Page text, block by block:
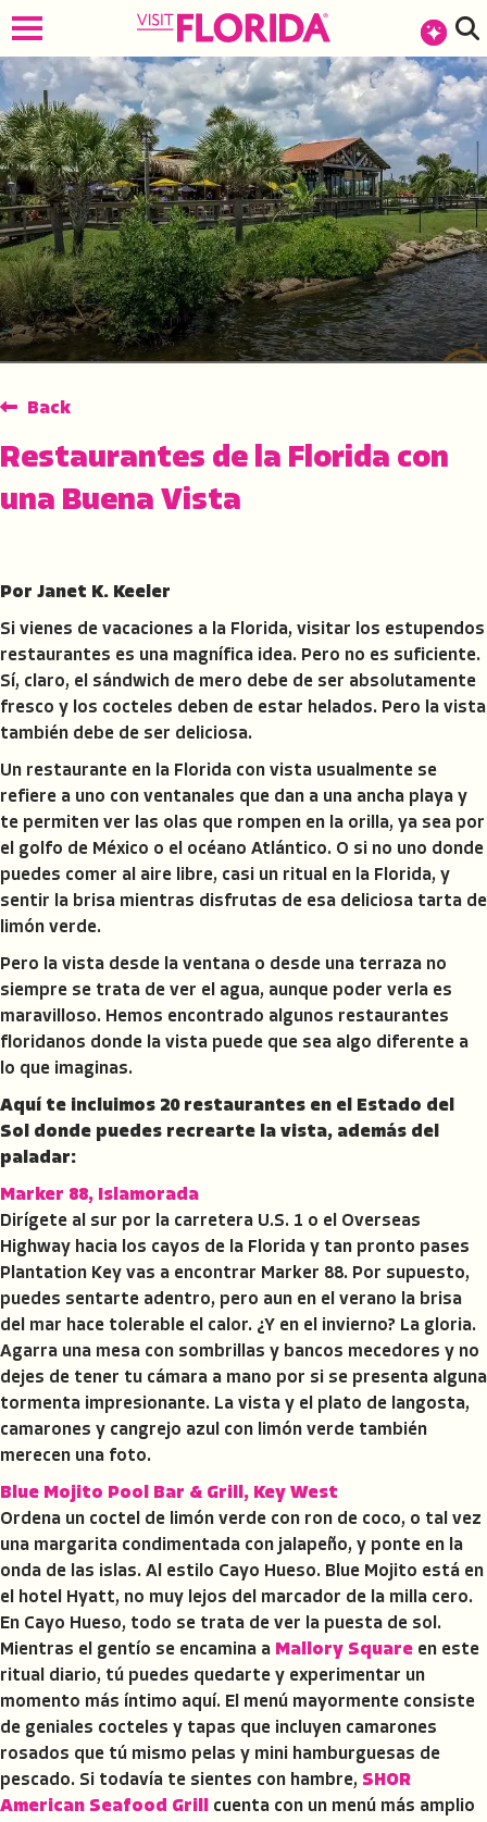
Back
Restaurantes de la Florida con
una Buena Vista
Por Janet K. Keeler
Si vienes de vacaciones a la Florida, visitar los estupendos
restaurantes es una magnífica idea. Pero no es suficiente.
Sí, claro, el sándwich de mero debe de ser absolutamente
fresco y los cocteles deben de estar helados. Pero la vista
también debe de ser deliciosa.
Un restaurante en la Florida con vista usualmente se
refiere a uno con ventanales que dan a una ancha playa y
te permiten ver las olas que rompen en la orilla, ya sea por
el golfo de México o el océano Atlántico. O si no uno donde
puedes comer al aire libre, casi un ritual en la Florida, y
sentir la brisa mientras disfrutas de esa deliciosa tarta de
limón verde.
Pero la vista desde la ventana o desde una terraza no
siempre se trata de ver el agua, aunque poder verla es
maravilloso. Hemos encontrado algunos restaurantes
floridanos donde la vista puede que sea algo diferente a
lo que imaginas.
Aquí te incluimos 20 restaurantes en el Estado del
Sol donde puedes recrearte la vista, además del
paladar:
Marker 88, Islamorada
Dirígete al sur por la carretera U.S. 1 o el Overseas
Highway hacia los cayos de la Florida y tan pronto pases
Plantation Key vas a encontrar Marker 88. Por supuesto,
puedes sentarte adentro, pero aun en el verano la brisa
del mar hace tolerable el calor. ¿Y en el invierno? La gloria.
Agarra una mesa con sombrillas y bancos mecedores y no
dejes de tener tu cámara a mano por si se presenta alguna
tormenta impresionante. La vista y el plato de langosta,
camarones y cangrejo azul con limón verde también
merecen una foto.
Blue Mojito Pool Bar & Grill, Key West
Ordena un coctel de limón verde con ron de coco, o tal vez
una margarita condimentada con jalapeño, y ponte en la
onda de las islas. Al estilo Cayo Hueso. Blue Mojito está en
el hotel Hyatt, no muy lejos del marcador de la milla cero.
En Cayo Hueso, todo se trata de ver la puesta de sol.
Mientras el gentío se encamina a Mallory Square en este
ritual diario, tú puedes quedarte y experimentar un
momento más íntimo aquí. El menú mayormente consiste
de geniales cocteles y tapas que incluyen camarones
rosados que tú mismo pelas y mini hamburguesas de
pescado. Si todavía te sientes con hambre, SHOR
American Seafood Grill cuenta con un menú más amplio